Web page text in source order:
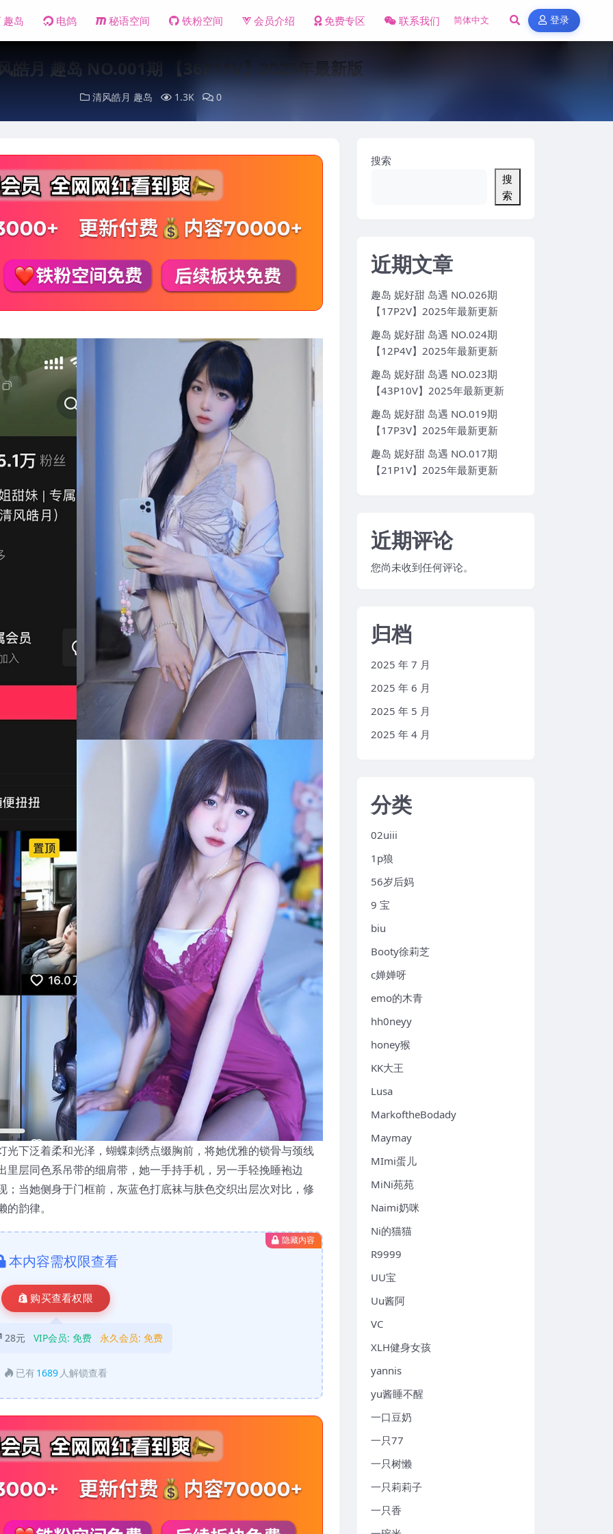
趣岛 电鸽 秘语空间 铁粉空间 会员介绍 免费专区 联系我们 登录
皓月 趣岛 NO.001期 【36P11V】2025年最新版
清风皓月 趣岛 1.3K 0
下泛着柔和光泽，蝴蝶刺绣点缀胸前，将她优雅的锁骨与颈线
层同色系吊带的细肩带，她一手持手机，另一手轻挽睡袍边
当她侧身于门框前，灰蓝色打底袜与肤色交织出层次对比，修
韵律。
隐藏内容
本内容需权限查看
购买查看权限
28元 VIP会员: 免费 永久会员: 免费
已有 1689 人解锁查看
搜索
搜
索
近期文章
趣岛 妮好甜 岛遇 NO.026期
【17P2V】2025年最新更新
趣岛 妮好甜 岛遇 NO.024期
【12P4V】2025年最新更新
趣岛 妮好甜 岛遇 NO.023期
【43P10V】2025年最新更新
趣岛 妮好甜 岛遇 NO.019期
【17P3V】2025年最新更新
趣岛 妮好甜 岛遇 NO.017期
【21P1V】2025年最新更新
近期评论
您尚未收到任何评论。
归档
2025 年 7 月
2025 年 6 月
2025 年 5 月
2025 年 4 月
分类
02uiii
1p狼
56岁后妈
9 宝
biu
Booty徐莉芝
c婵婵呀
emo的木青
hh0neyy
honey猴
KK大王
Lusa
MarkoftheBodady
Maymay
MImi蛋儿
MiNi苑苑
Naimi奶咪
Ni的猫猫
R9999
UU宝
Uu酱阿
VC
XLH健身女孩
yannis
yu酱睡不醒
一口豆奶
一只77
一只树懒
一只莉莉子
一只香